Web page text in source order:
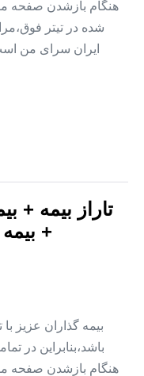
هنگام بازشدن صفحه
شده در تیتر
ایران سرای من
تاراز بیمه +
+
بیمه گذاران عزیز با
باشد،بنابراین در
هنگام بازشدن صفحه